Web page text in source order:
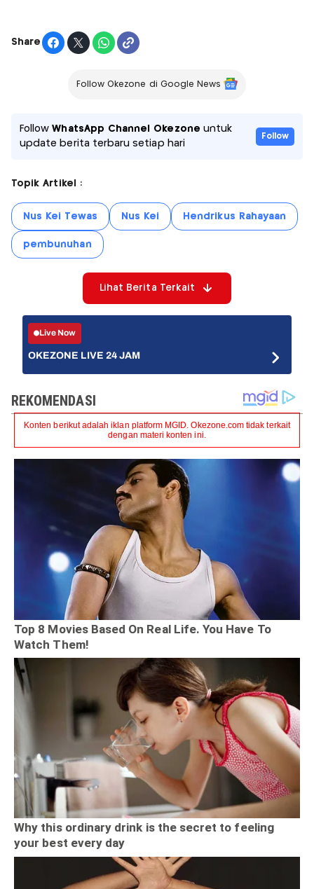
Share
Follow Okezone di Google News
FollowWhatsApp Channel Okezone untuk
update berita terbaru setiap hari
Follow
Topik Artikel :
Nus Kei Tewas Nus Kei Hendrikus Rahayaan
pembunuhan
Lihat Berita Terkait
Live Now
OKEZONE LIVE 24 JAM